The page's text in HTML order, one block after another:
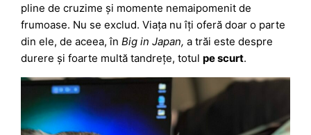
pline de cruzime și momente nemaipomenit de
frumoase. Nu se exclud. Viața nu îți oferă doar o parte
din ele, de aceea, înBig in Japan, a trăi este despre
durere și foarte multă tandrețe, totulpe scurt.